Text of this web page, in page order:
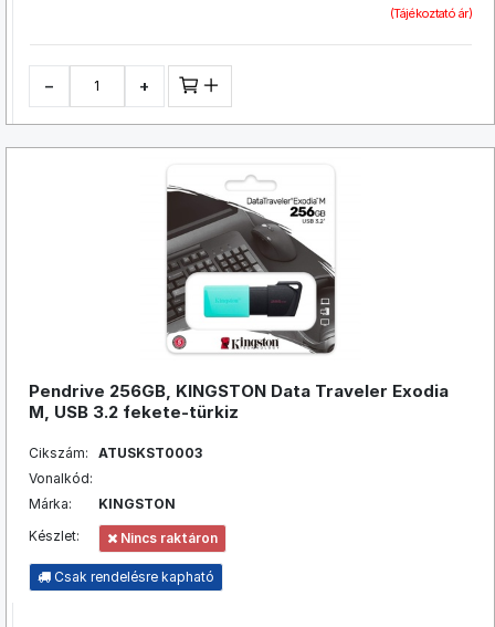
(Tájékoztató ár)
− +
Pendrive 256GB, KINGSTON Data Traveler Exodia
M, USB 3.2 fekete-türkiz
Cikszám:
ATUSKST0003
Vonalkód:
Márka:
KINGSTON
Készlet:
Nincs raktáron
Csak rendelésre kapható